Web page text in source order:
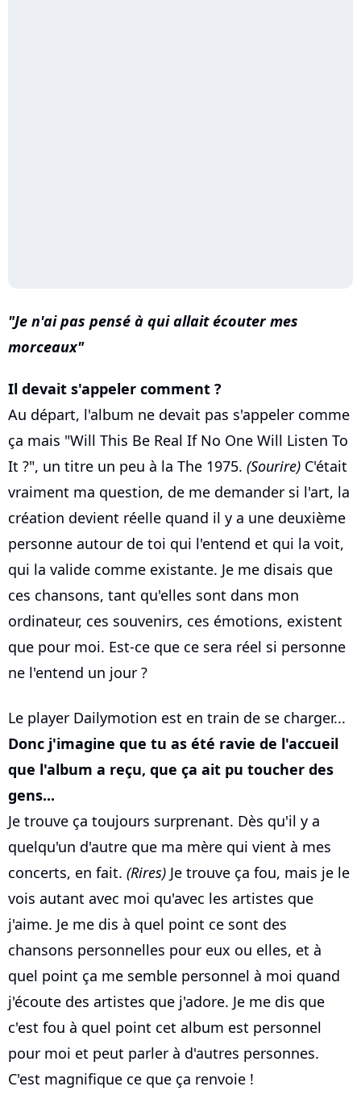
Je n'ai pas pensé à qui allait écouter mes
morceaux
Il devait s'appeler comment ?
Au départ, l'album ne devait pas s'appeler comme
ça mais "Will This Be Real If No One Will Listen To
It ?", un titre un peu à la The 1975. (Sourire) C'était
vraiment ma question, de me demander si l'art, la
création devient réelle quand il y a une deuxième
personne autour de toi qui l'entend et qui la voit,
qui la valide comme existante. Je me disais que
ces chansons, tant qu'elles sont dans mon
ordinateur, ces souvenirs, ces émotions, existent
que pour moi. Est-ce que ce sera réel si personne
ne l'entend un jour ?
Le player Dailymotion est en train de se charger...
Donc j'imagine que tu as été ravie de l'accueil
que l'album a reçu, que ça ait pu toucher des
gens...
Je trouve ça toujours surprenant. Dès qu'il y a
quelqu'un d'autre que ma mère qui vient à mes
concerts, en fait. (Rires) Je trouve ça fou, mais je le
vois autant avec moi qu'avec les artistes que
j'aime. Je me dis à quel point ce sont des
chansons personnelles pour eux ou elles, et à
quel point ça me semble personnel à moi quand
j'écoute des artistes que j'adore. Je me dis que
c'est fou à quel point cet album est personnel
pour moi et peut parler à d'autres personnes.
C'est magnifique ce que ça renvoie !